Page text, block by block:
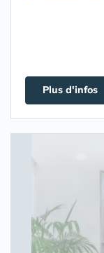
Plus d'infos